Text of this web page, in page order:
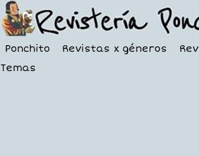
Ponchito Revistas x géneros
Temas